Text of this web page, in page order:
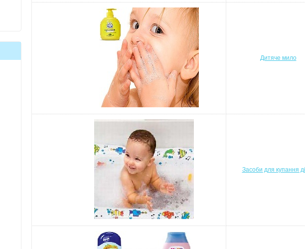
Дитяче мило
Засоби для купання